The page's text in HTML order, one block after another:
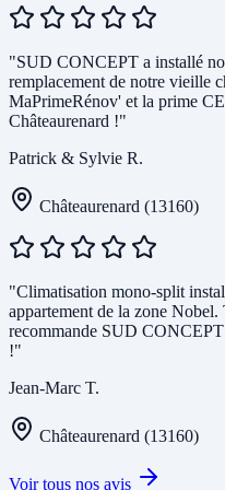
"SUD CONCEPT a installé
remplacement de notre vieille
MaPrimeRénov' et la prime
Châteaurenard !"
Patrick & Sylvie R.
Châteaurenard (13160)
"Climatisation mono-split
appartement de la zone
recommande SUD CONCEPT
!"
Jean-Marc T.
Châteaurenard (13160)
Voir tous nos avis